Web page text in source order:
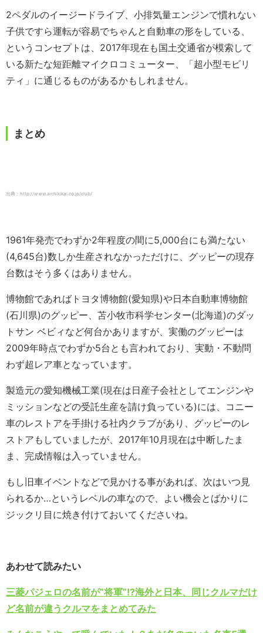
2ペダルのイージードライブ、小排気量エンジンで慣れない
子供ですら運転が容易でちゃんと自動車の形をしている、
というコンセプトは、2017年現在も国土交通省が模索して
いる新たな短距離マイクロコミューター、「超小型モビリ
ティ」に通じるものがあるかもしれません。
まとめ
出典：http://www.aichikikai.co.jp/club/
1961年発売でわずか2年程度の間に5,000台にも満たない
(4,645台)数しか生産されなかっただけに、グッピーの現存
台数はそう多くはありません。
博物館であればトヨタ博物館(愛知県)や日本自動車博物館
(石川県)のグッピー、苫小牧市科学センター(北海道)のダッ
トサン ベビィなど何台かありますが、実働のグッピーは
2009年時点でわずか5台とも言われており、実動・不動問
わず超レア車となっています。
製造元の愛知機械工業(現在は日産子会社としてエンジンや
ミッションなどの受託生産を請け負っている)には、コニー
車のレストアを手掛ける社内クラブがあり、グッピーのレ
ストアもしていましたが、2017年10月現在は中断したま
ま、完成情報は入っていません。
もし旧車イベントなどで見かける事があれば、次はいつ見
られるか…というレベルの車なので、よい機会とばかりに
ジックリ目に焼き付けておいてくださいね。
あわせて読みたい
三菱パジェロの名前が”将軍”!?海外と日本、同じクルマだけ
ど名前が違うクルマをまとめてみた